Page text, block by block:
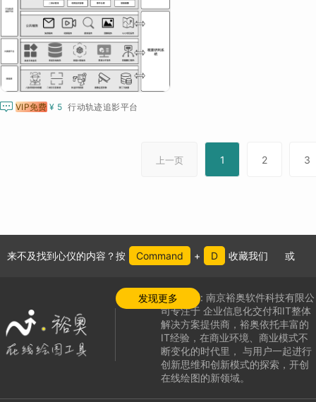
 VIP免费 ¥ 5 行动轨迹追影平台
上一页 1 2 3
来不及找到心仪的内容？按 Command + D 收藏我们 或
发现更多公司介绍:南京裕奥软件科技有限公
司专注于 企业信息化交付和IT整体
解决方案提供商，裕奥依托丰富的
IT经验，在商业环境、商业模式不
断变化的时代里，
与用户一起进行
创新思维和创新模式的探索，开创
在线绘图的新领域。